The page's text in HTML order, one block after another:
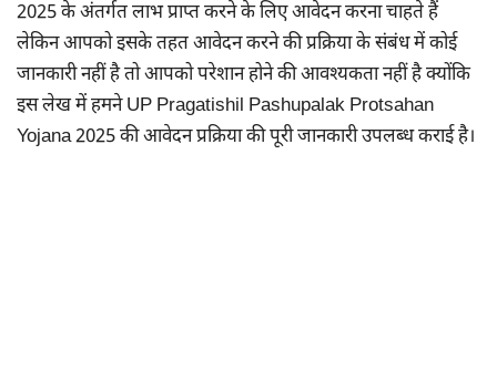
2025 के अंतर्गत लाभ प्राप्त करने के लिए आवेदन करना चाहते हैं
लेकिन आपको इसके तहत आवेदन करने की प्रक्रिया के संबंध में कोई
जानकारी नहीं है तो आपको परेशान होने की आवश्यकता नहीं है क्योंकि
इस लेख में हमने UP Pragatishil Pashupalak Protsahan
Yojana 2025 की आवेदन प्रक्रिया की पूरी जानकारी उपलब्ध कराई है।